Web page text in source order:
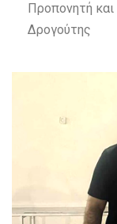
Προπονητή
Δρογούτης